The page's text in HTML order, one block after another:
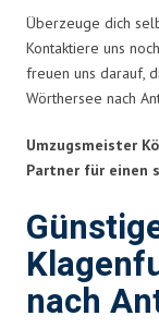
Überzeuge dich
Kontaktiere uns
freuen uns darauf,
Wörthersee nach
Umzugsmeister
Partner für einen
nach